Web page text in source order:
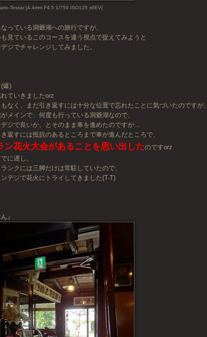
Tessar [4.4mm F4.5 1/750 ISO125 ±0EV]
っている洞爺湖への旅行ですが、
見ているこのコースを違う視点で捉えてみようと
ジでチャレンジしてみました。
爆)
ていきましたorz
なく、まだ引き返すには十分な位置で忘れたことに気づいたのですが、
メインで、何度も行っている洞爺湖なので、
ジで良いか、とそのまま車を進めたのですが…
返すには抵抗のあるところまで車が進んだところで、
ン花火大会があることを思い出したのですorz
に遅し。
ンクには三脚だけは常駐していたので、
デジで花火にトライしてきました(T-T)
』